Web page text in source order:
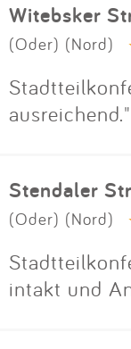
Witebsker
(Oder) (Nord)
ausreichend."
Stendaler
(Oder) (Nord)
intakt und